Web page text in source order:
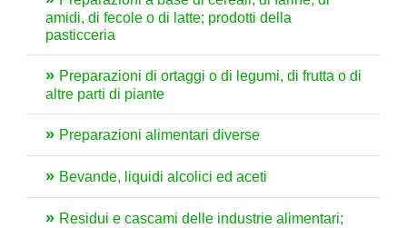
amidi, di fecole o di latte; prodotti della
pasticceria
Preparazioni di ortaggi o di legumi, di frutta o di
altre parti di piante
Preparazioni alimentari diverse
Bevande, liquidi alcolici ed aceti
Residui e cascami delle industrie alimentari;